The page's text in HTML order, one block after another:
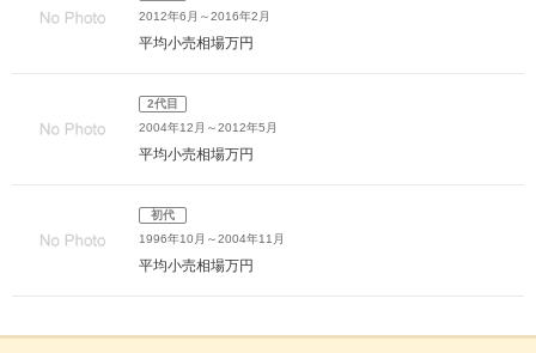
2012年6月～2016年2月
平均小売相場万円
2代目
2004年12月～2012年5月
平均小売相場万円
初代
1996年10月～2004年11月
平均小売相場万円